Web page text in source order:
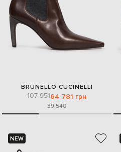
BRUNELLO CUCINELLI
107 95164 781 грн
39.540
NEW